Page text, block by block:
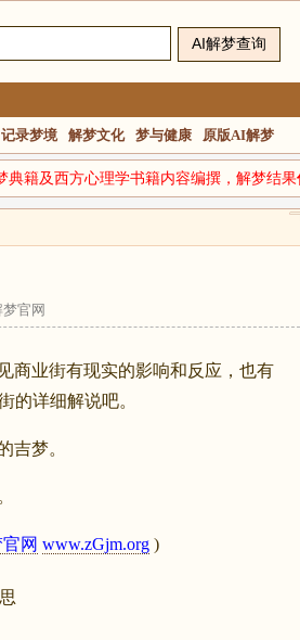
记录梦境 解梦文化 梦与健康 原版AI解梦
籍及西方心理学书籍内容编撰，解梦结果
官网
商业街有现实的影响和反应，也有
的详细解说吧。
梦。
网 www.zGjm.org )